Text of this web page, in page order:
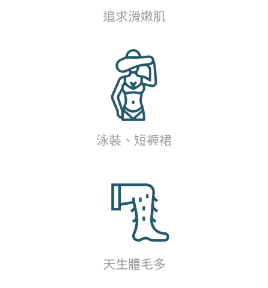
追求滑嫩肌
泳裝、短褲裙
天生體毛多